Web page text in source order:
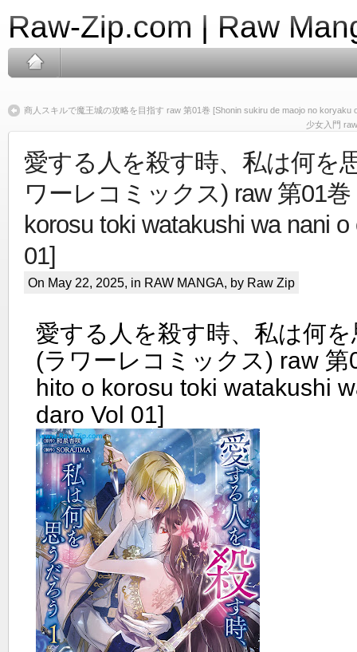
Raw-Zip.com | Raw
商人スキルで魔王城の攻略を目指す raw 第01巻 [Shonin sukiru de maojo no koryaku
少女入門
愛する人を殺す時、私は何を
ワーレコミックス) raw 第01巻
korosu toki watakushi wa nani
01]
On May 22, 2025, in RAW MANGA, by Raw Zip
愛する人を殺す時、私は何
(ラワーレコミックス) raw 第
hito o korosu toki watakushi
daro Vol 01]